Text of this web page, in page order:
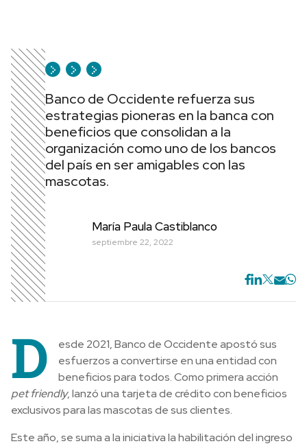
Banco de Occidente refuerza sus
estrategias pioneras en la banca con
beneficios que consolidan a la
organización como uno de los bancos
del país en ser amigables con las
mascotas.
María Paula Castiblanco
septiembre 22, 2022
D
esde 2021, Banco de Occidente apostó sus
esfuerzos a convertirse en una entidad con
beneficios para todos. Como primera acción
pet friendly, lanzó una tarjeta de crédito con beneficios
exclusivos para las mascotas de sus clientes.
Este año, se suma a la iniciativa la habilitación del ingreso